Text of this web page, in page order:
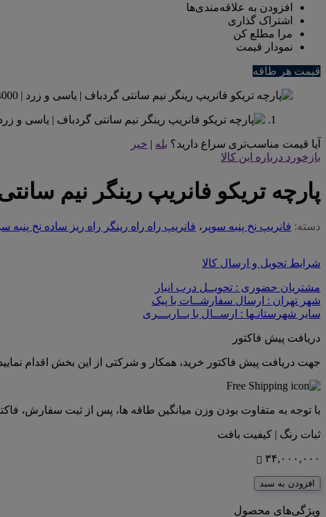
افزودن به علاقه‌مندی‌ها
اشتراک گذاری
مرا مطلع کن
نمودار قیمت
قیمت هر طاقه
آیا قیمت مناسب‌تری سراغ دارید؟ بله | خیر
بازخورد درباره این کالا
پارچه تریکو فانریپ رینگر نیم
دسته: فانریپ نخ پنبه سوپر ، فانریپ راه راه رینگر راه ریز ساده نخ پنبه
شرایط تحویل و ارسال کالا
مشتریان حضوری : تحویــل درب انبار
شهر تهران : ارسال سفارشــات با پیک
سایر شهرستانـها : ارســال با بــاربـــری
دریافت پیش فاکتور
جهت دریافت پیش فاکتور خرید، همکار و شرکتی از این بخش اقدام
با توجه به متفاوت بودن وزن میانگین طاقه ها، پس از ثبت سفارش،
ثبات رنگ | کیفیت بافت
۳۴,۰۰۰,۰۰۰
افزودن به سبد
ویژگی‌های محصول